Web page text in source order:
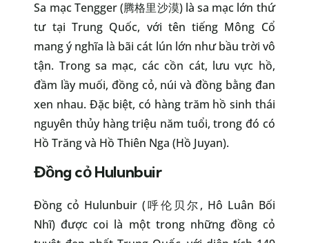
Sa mạc Tengger (腾格里沙漠) là sa mạc lớn thứ
tư tại Trung Quốc, với tên tiếng Mông Cổ
mang ý nghĩa là bãi cát lún lớn như bầu trời vô
tận. Trong sa mạc, các cồn cát, lưu vực hồ,
đầm lầy muối, đồng cỏ, núi và đồng bằng đan
xen nhau. Đặc biệt, có hàng trăm hồ sinh thái
nguyên thủy hàng triệu năm tuổi, trong đó có
Hồ Trăng và Hồ Thiên Nga (Hồ Juyan).
Đồng cỏ Hulunbuir
Đồng cỏ Hulunbuir (呼伦贝尔, Hô Luân Bối
Nhĩ) được coi là một trong những đồng cỏ